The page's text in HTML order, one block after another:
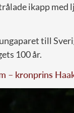
ikapp med
till
100 år.
– kronprins